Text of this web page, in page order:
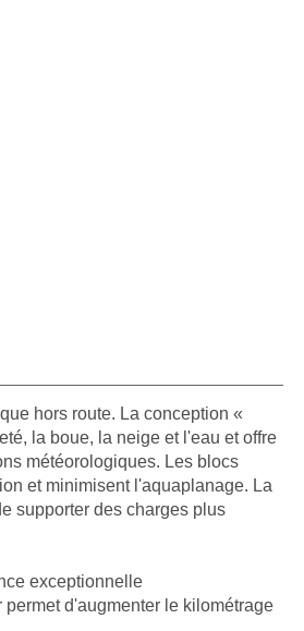
hors route. La conception «
la boue, la neige et l'eau et offre
météorologiques. Les blocs
et minimisent l'aquaplanage. La
supporter des charges plus
exceptionnelle
d'augmenter le kilométrage